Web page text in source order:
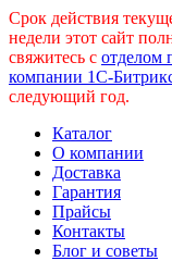
Срок действия
недели этот сайт
свяжитесь с отделом
компании 1С-
следующий год.
Каталог
О компании
Доставка
Гарантия
Прайсы
Контакты
Блог и советы